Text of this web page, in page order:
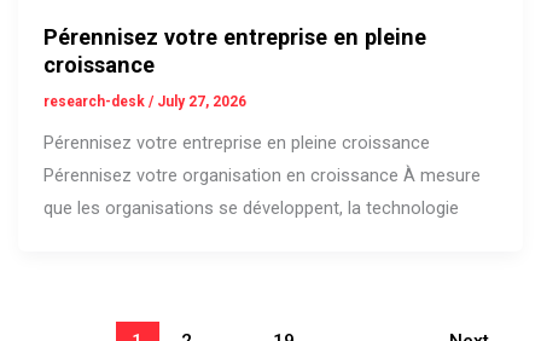
Pérennisez votre entreprise en pleine
croissance
research-desk/ July 27, 2026
Pérennisez votre entreprise en pleine croissance
Pérennisez votre organisation en croissance À mesure
que les organisations se développent, la technologie